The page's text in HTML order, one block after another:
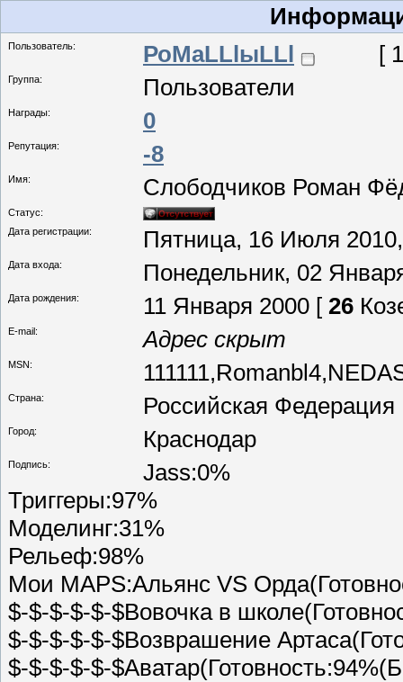
Пользователь: РоМаLLlыLLl [
Группа: Пользователи
Награды: 0
Репутация: -8
Имя: Слободчиков Роман
Статус:
Дата регистрации:
Пятница, 16 Июля
Дата входа: Понедельник, 02
Дата рождения: 11 Января 2000 [ 26
E-mail: Адрес скрыт
MSN:
Страна: Российская Федерация
Город: Краснодар
Подпись:
Jass:0%
Триггеры:97%
Моделинг:31%
Рельеф:98%
Мои MAPS:Альянс VS
$-$-$-$-$-$Вовочка в
$-$-$-$-$-$Возврашение
$-$-$-$-$-